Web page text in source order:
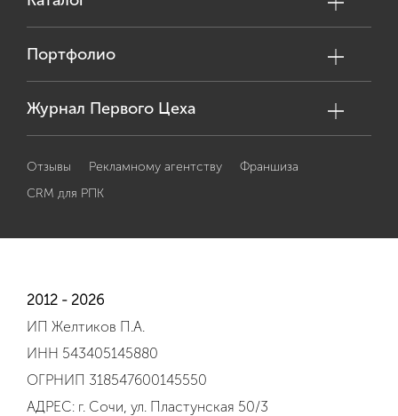
Портфолио
Журнал Первого Цеха
Отзывы Рекламному агентству
Франшиза
CRM для РПК
2012 - 2026
ИП Желтиков П.А.
ИНН 543405145880
ОГРНИП 318547600145550
АДРЕС: г. Сочи, ул. Пластунская 50/3